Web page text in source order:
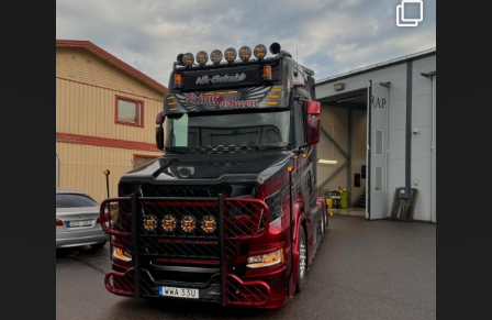
Hur jävla cool är inte @naschakt nya lastbil😎 ...